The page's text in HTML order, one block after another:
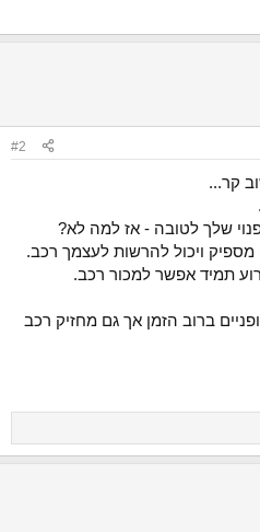
#2
קר...
שלך לטובה - אז למה לא?
ויכול להרשות לעצמך רכב.
תמיד אפשר למכור רכב.
ברוב הזמן אך גם מחזיק רכב